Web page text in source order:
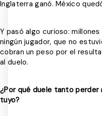
Inglaterra ganó. México
Y pasó algo curioso:
ningún jugador, que no
cobran un peso por el
al duelo.
¿Por qué duele tanto
tuyo?